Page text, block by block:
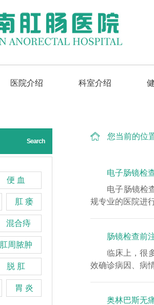
医院介绍 科室介绍
Search
便 血
肛 瘘
混合痔
肛周脓肿
脱 肛
胃 炎
您当前的位
电子肠镜检
电子肠镜检
规专业的医院进
肠镜检查前
临床上，很
效确诊病因、病
奥林巴斯无